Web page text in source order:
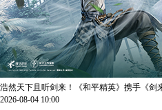
浩然天下且听剑来！《和平精英》携手《剑
2026-08-04 10:00